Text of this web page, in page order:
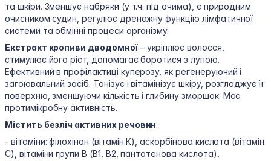
та шкіри. Зменшує набряки (у т.ч. під очима), є природним
очисником судин, регулює дренажну функцію лімфатичної
системи та обмінні процеси організму.
Екстракт кропиви дводомної– укріплює волосся,
стимулює його ріст, допомагає боротися з лупою.
Ефективний в профілактиці куперозу, як регенеруючий і
загоювальний засіб. Тонізує і вітамінізує шкіру, розгладжує її
поверхню, зменшуючи кількість і глибину зморшок. Має
протимікробну активність.
Містить безліч активних речовин:
- вітаміни: філохінон (вітамін К), аскорбінова кислота (вітамін
С), вітаміни групи В (В1, В2, пантотенова кислота),